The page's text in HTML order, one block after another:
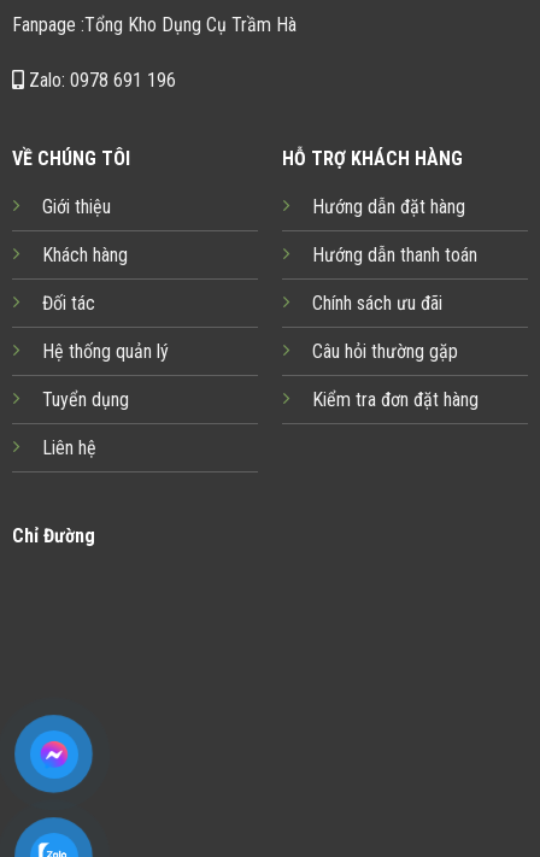
Fanpage :Tổng Kho Dụng Cụ Trầm Hà
Zalo: 0978 691 196
VỀ CHÚNG TÔI
Giới thiệu
Khách hàng
Đối tác
Hệ thống quản lý
Tuyển dụng
Liên hệ
HỖ TRỢ KHÁCH HÀNG
Hướng dẫn đặt hàng
Hướng dẫn thanh toán
Chính sách ưu đãi
Câu hỏi thường gặp
Kiểm tra đơn đặt hàng
Chỉ Đường